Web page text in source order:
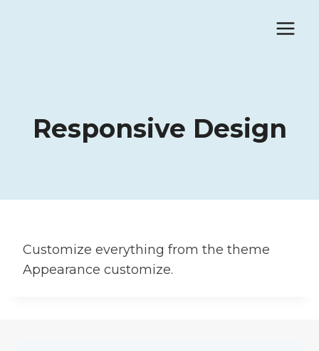
Responsive Design
Customize everything from the theme
Appearance customize.